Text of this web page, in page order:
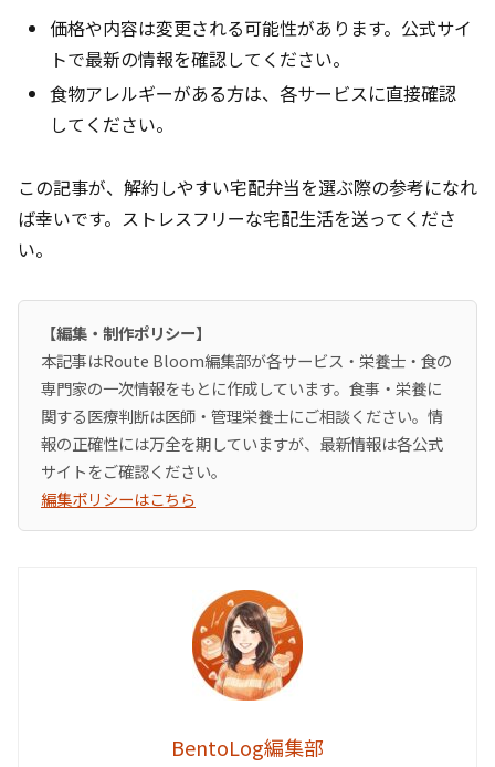
価格や内容は変更される可能性があります。公式サイ
トで最新の情報を確認してください。
食物アレルギーがある方は、各サービスに直接確認
してください。
この記事が、解約しやすい宅配弁当を選ぶ際の参考になれ
ば幸いです。ストレスフリーな宅配生活を送ってくださ
い。
【編集・制作ポリシー】
本記事はRoute Bloom編集部が各サービス・栄養士・食の
専門家の一次情報をもとに作成しています。食事・栄養に
関する医療判断は医師・管理栄養士にご相談ください。情
報の正確性には万全を期していますが、最新情報は各公式
サイトをご確認ください。
編集ポリシーはこちら
BentoLog編集部